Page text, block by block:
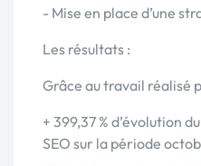
- Mise en place d’une
Les résultats :
Grâce au travail réalisé
+ 399,37 % d’évolution
SEO sur la période